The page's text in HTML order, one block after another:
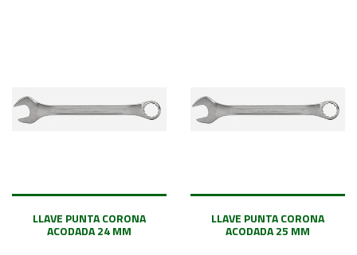
LLAVE PUNTA CORONA
ACODADA 24 MM
LLAVE PUNTA CORONA
ACODADA 25 MM